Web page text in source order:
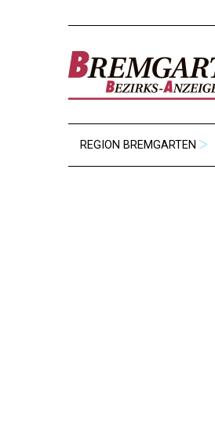
REGION BREMGARTEN